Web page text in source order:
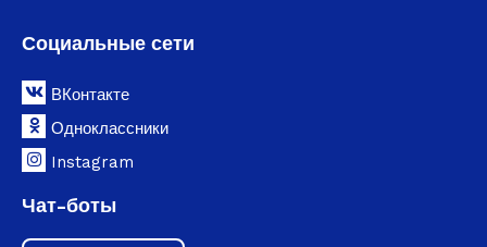
Социальные сети
ВКонтакте
Одноклассники
Instagram
Чат-боты